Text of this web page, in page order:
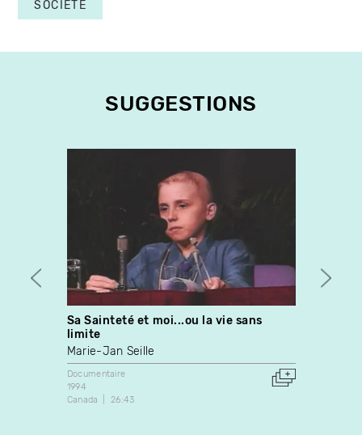
SOCIÉTÉ
SUGGESTIONS
Sa Sainteté et moi...ou la vie sans
limite
Marie-Jan Seille
Documentaire
1994
Canada
26:43